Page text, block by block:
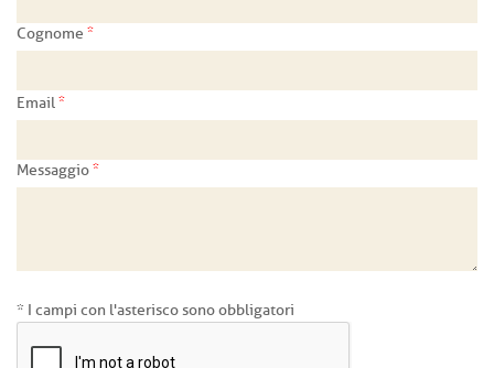
Cognome *
Email*
Messaggio*
* I campi con l'asterisco sono obbligatori